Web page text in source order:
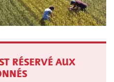
RÉSERVÉ AUX